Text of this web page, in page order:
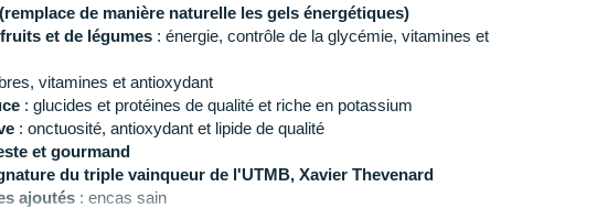
de manière naturelle les gels énergétiques)
et de légumes : énergie, contrôle de la glycémie, vitamines et
vitamines et antioxydant
: glucides et protéines de qualité et riche en potassium
: onctuosité, antioxydant et lipide de qualité
et gourmand
du triple vainqueur de l'UTMB, Xavier Thevenard
ajoutés: encas sain